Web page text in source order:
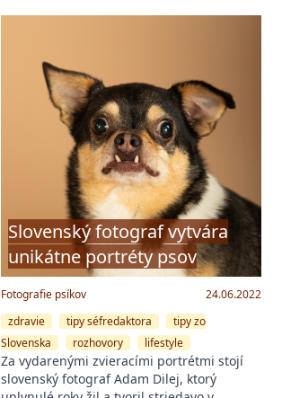
Slovenský fotograf vytvára
unikátne portréty psov
Fotografie psíkov
24.06.2022
zdravie
tipy séfredaktora
tipy zo
Slovenska
rozhovory lifestyle
Za vydarenými zvieracími portrétmi stojí
slovenský fotograf Adam Dilej, ktorý